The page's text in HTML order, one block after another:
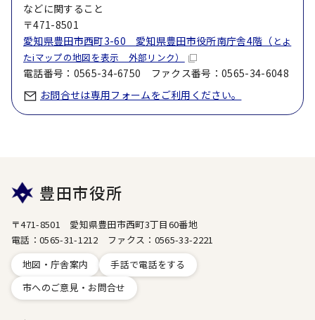
などに関すること
〒471-8501
愛知県豊田市西町3-60 愛知県豊田市役所南庁舎4階（ とよ
たiマップの地図を表示 外部リンク）
電話番号：0565-34-6750 ファクス番号：0565-34-6048
お問合せは専用フォームをご利用ください。
豊田市役所
〒471-8501 愛知県豊田市西町3丁目60番地
電話：0565-31-1212 ファクス：0565-33-2221
地図・庁舎案内
手話で電話をする
市へのご意見・お問合せ